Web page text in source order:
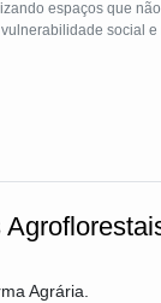
espaços que
social
Agrária.